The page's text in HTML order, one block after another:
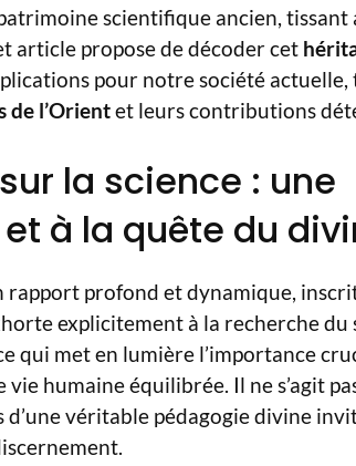
scientifique ancien,
article propose de décoder cet
pour notre société actuelle,
de l’Orientet leurs contributions
la science : une
à la quête du
rapport profond et dynamique,
explicitement à la recherche du
qui met en lumière l’importance
humaine équilibrée. Il ne s’agit
d’une véritable pédagogie divine